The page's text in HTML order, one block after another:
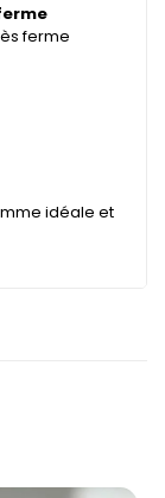
ferme
idéale et